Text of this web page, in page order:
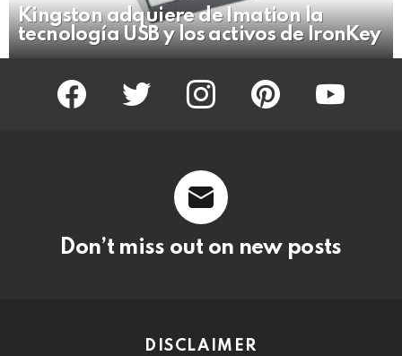
Kingston adquiere de Imation la
tecnología USB y los activos de IronKey
facebook twitter instagram pinterest youtube
Don’t miss out on new posts
DISCLAIMER